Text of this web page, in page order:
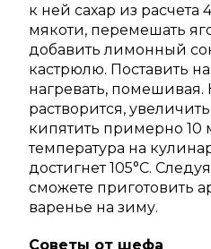
к ней сахар из расчета
мякоти, перемешать
добавить лимонный
кастрюлю. Поставить
нагревать, помешивая.
растворится,
кипятить примерно 10
температура на
достигнет 105°C.
сможете приготовить
варенье на зиму.
Советы от шефа